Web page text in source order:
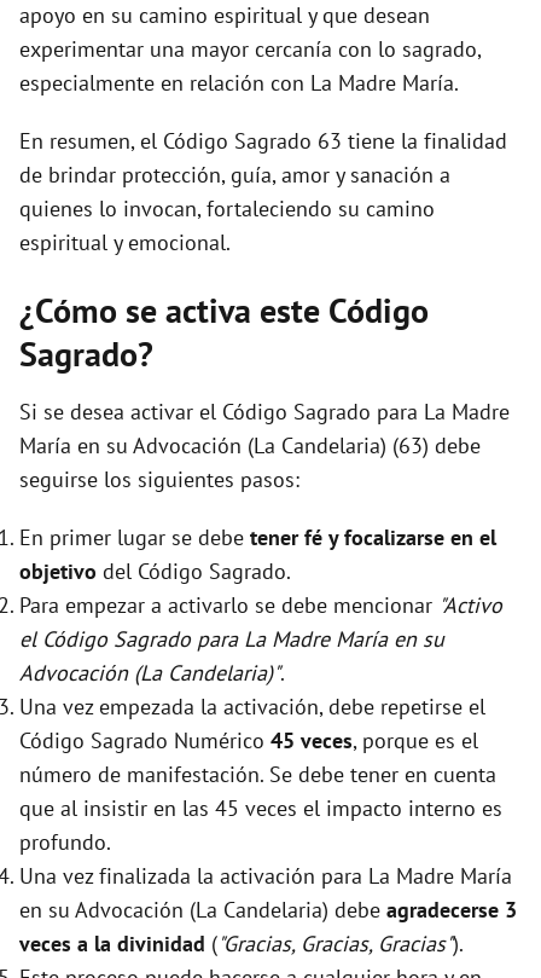
apoyo en su camino espiritual y que desean
experimentar una mayor cercanía con lo sagrado,
especialmente en relación con La Madre María.
En resumen, el Código Sagrado 63 tiene la finalidad
de brindar protección, guía, amor y sanación a
quienes lo invocan, fortaleciendo su camino
espiritual y emocional.
¿Cómo se activa este Código
Sagrado?
Si se desea activar el Código Sagrado para La Madre
María en su Advocación (La Candelaria) (63) debe
seguirse los siguientes pasos:
En primer lugar se debe tener fé y focalizarse en el
objetivo del Código Sagrado.
Para empezar a activarlo se debe mencionar "Activo
el Código Sagrado para La Madre María en su
Advocación (La Candelaria)".
Una vez empezada la activación, debe repetirse el
Código Sagrado Numérico 45 veces, porque es el
número de manifestación. Se debe tener en cuenta
que al insistir en las 45 veces el impacto interno es
profundo.
Una vez finalizada la activación para La Madre María
en su Advocación (La Candelaria) debe agradecerse 3
veces a la divinidad ("Gracias, Gracias, Gracias").